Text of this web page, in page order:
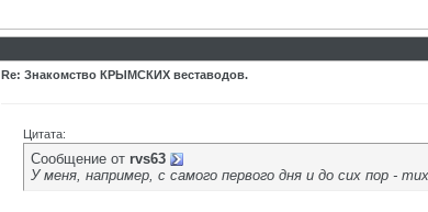
Re: Знакомство КРЫМСКИХ веставодов.
Цитата:
Сообщение от rvs63
У меня, например, с самого первого дня и до сих пор -